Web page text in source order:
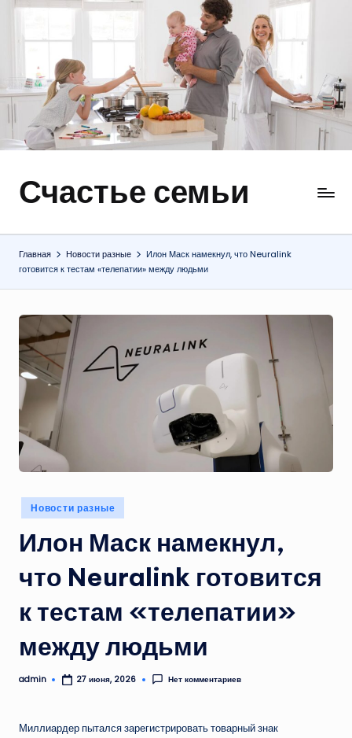
содержимому
Счастье семьи
Быт,
отношения
Главная Новости разные
Илон Маск намекнул, что Neuralink
готовится к тестам «телепатии» между людьми
Опубликовано
в
Новости разные
Илон Маск намекнул,
что Neuralink готовится
к тестам «телепатии»
между людьми
Запись
admin 27 июня, 2026 Нет комментариев
Миллиардер пытался зарегистрировать товарный знак